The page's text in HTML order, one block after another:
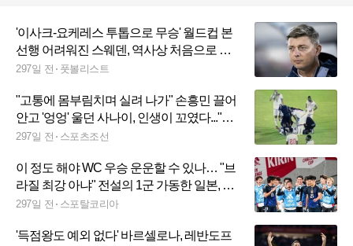
'이사크-요케레스 투톱으로 무승' 월드컵 본
선행 어려워진 스웨덴, 역사상 처음으로 감
독 경질
297일 전 풋볼리스트
"고통에 몸부림치며 실려 나가" 손흥민 끌어
안고 '엉엉' 울던 사나이, 인생이 꼬였다..."투
입 9초 만에 부상 OUT"
297일 전 스포츠조선
이 정도 해야 WC 우승 운운할 수 있나… "브
라질 최강 아냐" 전설의 1군 가동한 일본, 쌈
바축구 상대로 짜릿한 3-2 역전승!
297일 전 스포탈코리아
'득점왕도 예외 없다' 바르셀로나, 레반도프